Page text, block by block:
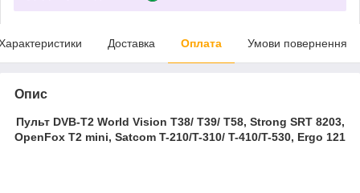
Доставка Оплата Умови повернення
Опис
Пульт DVB-T2 World Vision T38/ T39/ T58, Strong SRT 8203,
OpenFox T2 mini, Satcom T-210/T-310/ T-410/T-530, Ergo 121